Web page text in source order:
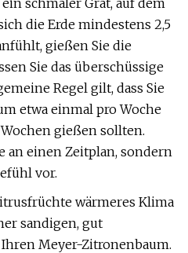
schmaler Grat, auf dem
die Erde mindestens 2,5
gießen Sie die
Sie das überschüssige
Regel gilt, dass Sie
etwa einmal pro Woche
gießen sollten.
an einen Zeitplan, sondern
vor.
wärmeres Klima
sandigen, gut
Meyer-Zitronenbaum.